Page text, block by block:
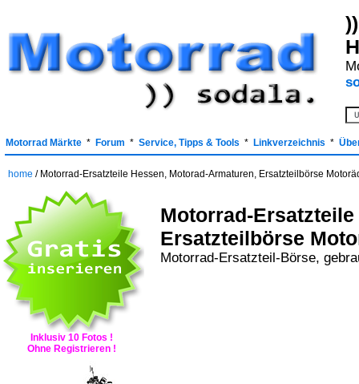
Motorrad Märkte * Forum * Service, Tipps & Tools * Linkverzeichnis *
home / Motorrad-Ersatzteile Hessen, Motorad-Armaturen, Ersatzteilbörse
Inklusiv 10 Fotos !
Ohne Registrieren !
Motorrad-
Ersatzteilbörse
Motorrad-Ersatzteil-Börse,